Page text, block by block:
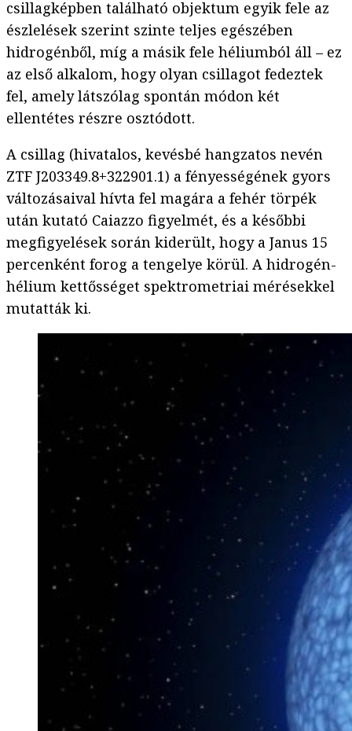
csillagképben található objektum egyik fele az
észlelések szerint szinte teljes egészében
hidrogénből, míg a másik fele héliumból áll – ez
az első alkalom, hogy olyan csillagot fedeztek
fel, amely látszólag spontán módon két
ellentétes részre osztódott.
A csillag (hivatalos, kevésbé hangzatos nevén
ZTF J203349.8+322901.1) a fényességének gyors
változásaival hívta fel magára a fehér törpék
után kutató Caiazzo figyelmét, és a későbbi
megfigyelések során kiderült, hogy a Janus 15
percenként forog a tengelye körül. A hidrogén-
hélium kettősséget spektrometriai mérésekkel
mutatták ki.